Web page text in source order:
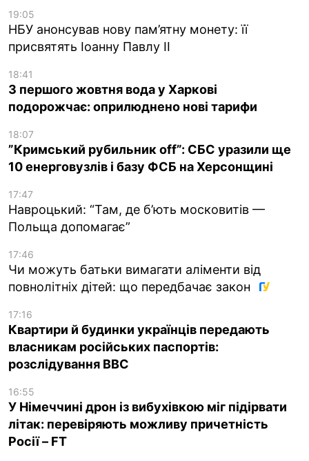
19:05
НБУ анонсував нову пам’ятну монету: її
присвятять Іоанну Павлу II
18:41
З першого жовтня вода у Харкові
подорожчає: оприлюднено нові тарифи
18:07
”Кримський рубильник off”: СБС уразили ще
10 енерговузлів і базу ФСБ на Херсонщині
17:47
Навроцький: “Там, де б’ють московитів —
Польща допомагає”
17:46
Чи можуть батьки вимагати аліменти від
повнолітніх дітей: що передбачає закон
17:16
Квартири й будинки українців передають
власникам російських паспортів:
розслідування BBC
16:55
У Німеччині дрон із вибухівкою міг підірвати
літак: перевіряють можливу причетність
Росії – FT